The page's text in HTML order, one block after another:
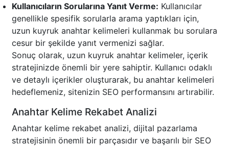
Kullanıcıların Sorularına Yanıt Verme: Kullanıcılar
genellikle spesifik sorularla arama yaptıkları için,
uzun kuyruk anahtar kelimeleri kullanmak bu sorulara
cesur bir şekilde yanıt vermenizi sağlar.
Sonuç olarak, uzun kuyruk anahtar kelimeler, içerik
stratejinizde önemli bir yere sahiptir. Kullanıcı odaklı
ve detaylı içerikler oluşturarak, bu anahtar kelimeleri
hedeflemeniz, sitenizin SEO performansını artırabilir.
Anahtar Kelime Rekabet Analizi
Anahtar kelime rekabet analizi, dijital pazarlama
stratejisinin önemli bir parçasıdır ve başarılı bir SEO